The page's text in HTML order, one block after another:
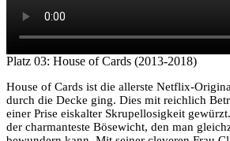
Platz 03: House of Cards (2013-2018)
House of Cards ist die allerste Netflix-
durch die Decke ging. Dies mit reichlich
einer Prise eiskalter Skrupellosigkeit
der charmanteste Bösewicht, den man